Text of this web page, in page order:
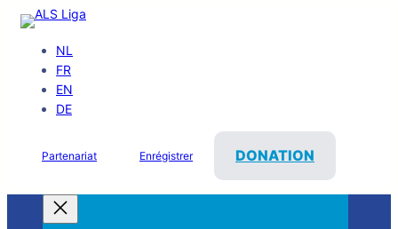
NL
FR
EN
DE
Partenariat Enrégistrer DONATION